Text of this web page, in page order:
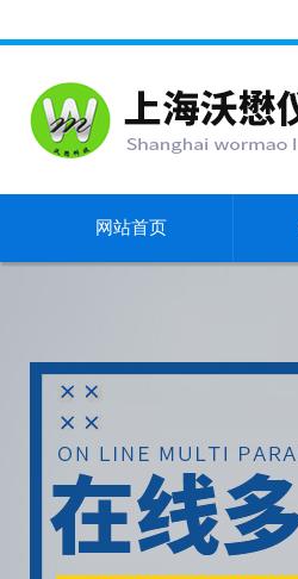
网站首页